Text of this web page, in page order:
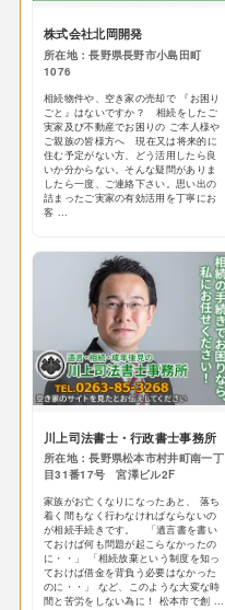
株式会社北岡開発
所在地：長野県長野市小島田町
1076
相続物件や、空き家の売却で 『お困り
ごと』はないですか？ 相続をしたご
実家及び不動産でお困りの ご本人様や
ご親族の皆様方へ 現在又は将来的に
住む予定がない方、どう活用したら良
いか分からない。そんな疑問がありま
したら一度、ご連絡下さい。思い出の
詰まったご実家の有効活用を丁寧にお
客 ...
川上司法書士・行政書士事務所
所在地：長野県松本市村井町南一丁
目31番17号 宮澤ビル2F
家族がお亡くなりになったあと、 落ち
着く間もなく行わなければならないの
が相続手続きです。 「遺言書を書い
ておけば何も問題が起こらなかったの
に・・」 「相続放棄という制度を知っ
ておけば借金を背負う必要はなかった
のに・・」 など、このような大変な時
間と苦労をしない為に！ 松本市で創 ...